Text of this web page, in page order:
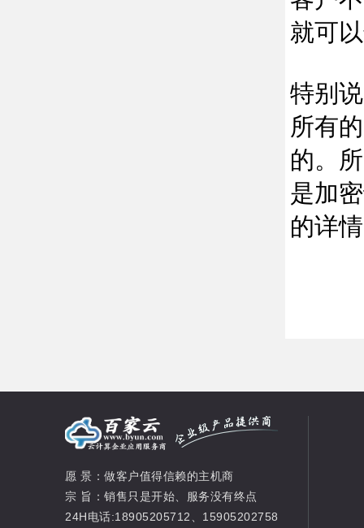
就可
特别
所有
的。
是加
的详
愿 景：做客户值得信赖的主机商
宗 旨：销售只是开始、服务没有终点
24H电话:18905205712、15905202758